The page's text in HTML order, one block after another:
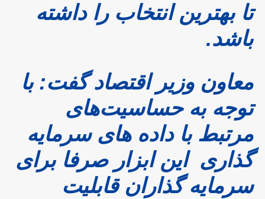
تا بهترین انتخاب را داشته
باشد.
معاون وزیر اقتصاد گفت: با
توجه به حساسیت‌های
مرتبط با داده های سرمایه
گذاری این ابزار صرفا برای
سرمایه گذاران قابلیت